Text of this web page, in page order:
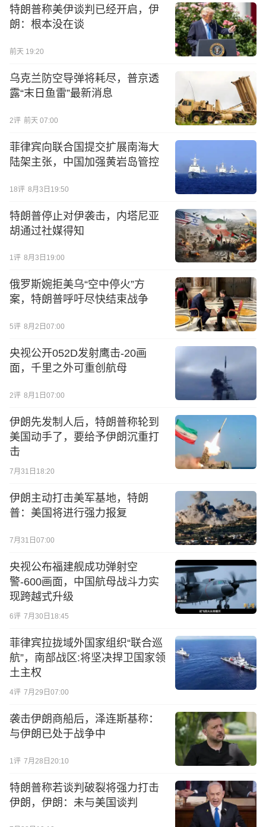
特朗普称美伊谈判已经开启，伊
朗：根本没在谈
前天 19:20
乌克兰防空导弹将耗尽，普京透
露“末日鱼雷”最新消息
2评 前天 07:00
菲律宾向联合国提交扩展南海大
陆架主张，中国加强黄岩岛管控
18评 8月3日19:50
特朗普停止对伊袭击，内塔尼亚
胡通过社媒得知
1评 8月3日19:00
俄罗斯婉拒美乌“空中停火”方
案，特朗普呼吁尽快结束战争
5评 8月2日07:00
央视公开052D发射鹰击-20画
面，千里之外可重创航母
2评 8月1日07:00
伊朗先发制人后，特朗普称轮到
美国动手了，要给予伊朗沉重打
击
7月31日18:20
伊朗主动打击美军基地，特朗
普：美国将进行强力报复
7月31日07:00
央视公布福建舰成功弹射空
警-600画面，中国航母战斗力实
现跨越式升级
6评 7月30日18:45
菲律宾拉拢域外国家组织“联合巡
航”，南部战区:将坚决捍卫国家领
土主权
4评 7月29日07:00
袭击伊朗商船后，泽连斯基称：
与伊朗已处于战争中
1 评 7月28日20:10
特朗普称若谈判破裂将强力打击
伊朗，伊朗：未与美国谈判